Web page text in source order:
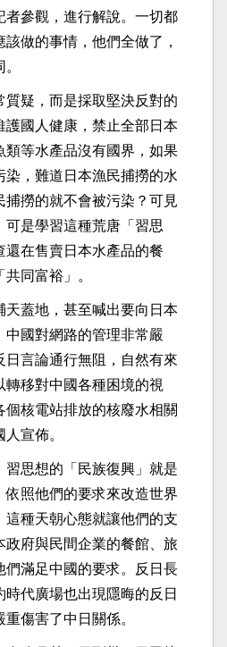
者參觀，進行解說。一切都
做的事情，他們全做了，
質疑，而是採取堅決反對的
護國人健康，禁止全部日本
類等水產品沒有國界，如果
染，難道日本漁民捕撈的水
捕撈的就不會被污染？可見
可是學習這種荒唐「習思
還在售賣日本水產品的餐
同富裕」。
天蓋地，甚至喊出要向日本
中國對網路的管理非常嚴
日言論通行無阻，自然有來
轉移對中國各種困境的視
核電站排放的核廢水相關
宣佈。
習思想的「民族復興」就是
依照他們的要求來改造世界
這種天朝心態就讓他們的支
政府與民間企業的餐館、旅
們滿足中國的要求。反日長
代廣場也出現隱晦的反日
傷害了中日關係。